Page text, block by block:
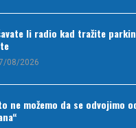
li radio kad tražite
08/2026
ne možemo da se odvojimo